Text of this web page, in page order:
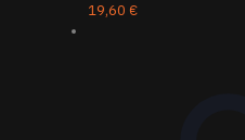
19,60 €